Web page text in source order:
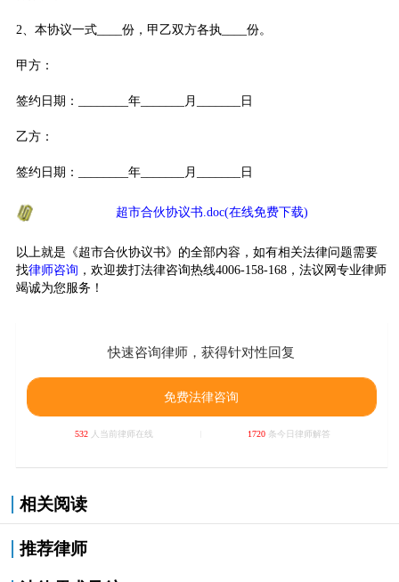
2、本协议一式____份，甲乙双方各执____份。
甲方：
签约日期：________年_______月_______日
乙方：
签约日期：________年_______月_______日
超市合伙协议书.doc(在线免费下载)
以上就是《超市合伙协议书》的全部内容，如有相关法律问题需要
找律师咨询 ，欢迎拨打法律咨询热线4006-158-168，法议网专业律师
竭诚为您服务！
快速咨询律师，获得针对性回复
免费法律咨询
532 人当前律师在线 1720条今日律师解答
相关阅读
推荐律师